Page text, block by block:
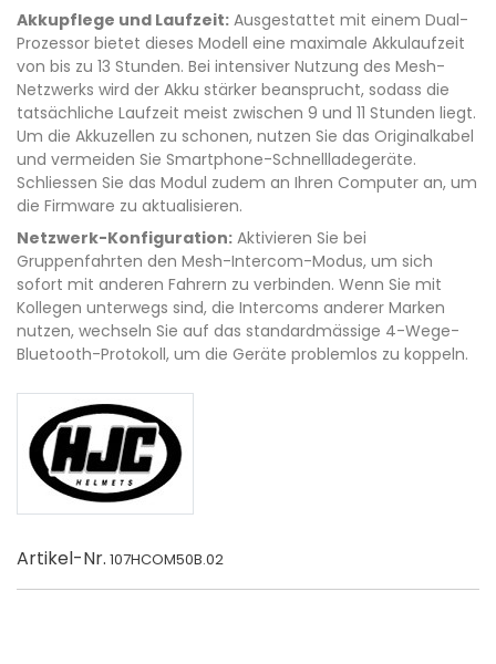
Akkupflege und Laufzeit: Ausgestattet mit einem Dual-
Prozessor bietet dieses Modell eine maximale Akkulaufzeit
von bis zu 13 Stunden. Bei intensiver Nutzung des Mesh-
Netzwerks wird der Akku stärker beansprucht, sodass die
tatsächliche Laufzeit meist zwischen 9 und 11 Stunden liegt.
Um die Akkuzellen zu schonen, nutzen Sie das Originalkabel
und vermeiden Sie Smartphone-Schnellladegeräte.
Schliessen Sie das Modul zudem an Ihren Computer an, um
die Firmware zu aktualisieren.
Netzwerk-Konfiguration: Aktivieren Sie bei
Gruppenfahrten den Mesh-Intercom-Modus, um sich
sofort mit anderen Fahrern zu verbinden. Wenn Sie mit
Kollegen unterwegs sind, die Intercoms anderer Marken
nutzen, wechseln Sie auf das standardmässige 4-Wege-
Bluetooth-Protokoll, um die Geräte problemlos zu koppeln.
Artikel-Nr. 107HCOM50B.02